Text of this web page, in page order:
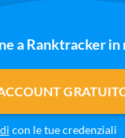
a Ranktracker
con le tue credenziali